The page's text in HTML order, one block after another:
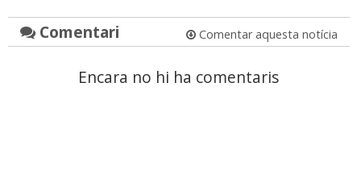
Comentari Comentar aquesta notícia
Encara no hi ha comentaris